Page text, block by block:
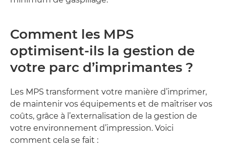
Comment les MPS
optimisent-ils la gestion de
votre parc d’imprimantes ?
Les MPS transforment votre manière d’imprimer,
de maintenir vos équipements et de maîtriser vos
coûts, grâce à l’externalisation de la gestion de
votre environnement d’impression. Voici
comment cela se fait :